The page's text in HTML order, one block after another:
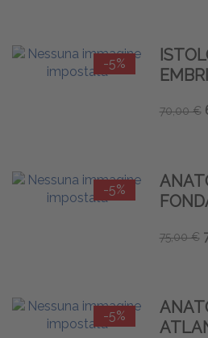
-5%
70,00 €
-5%
75,00 €
-5%